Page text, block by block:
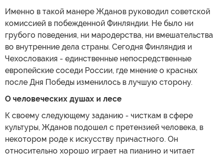
Именно в такой манере Жданов руководил советской
комиссией в побежденной Финляндии. Не было ни
грубого поведения, ни мародерства, ни вмешательства
во внутренние дела страны. Сегодня Финляндия и
Чехословакия - единственные непосредственные
европейские соседи России, где мнение о красных
после Дня Победы изменилось в лучшую сторону.
О человеческих душах и лесе
К своему следующему заданию - чисткам в сфере
культуры, Жданов подошел с претензией человека, в
некотором роде к искусству причастного. Он
относительно хорошо играет на пианино и читает